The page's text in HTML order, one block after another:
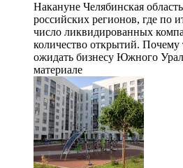
Накануне Челябинская
российских регионов, где по
число ликвидированных
количество открытий. Почему
ожидать бизнесу Южного
материале